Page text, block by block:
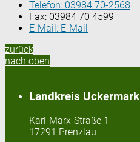
Telefon: 03984 70-2568
Fax: 03984 70 4599
E-Mail: E-Mail
zurück
nach oben
Landkreis Uckermark
Karl-Marx-Straße 1
17291 Prenzlau